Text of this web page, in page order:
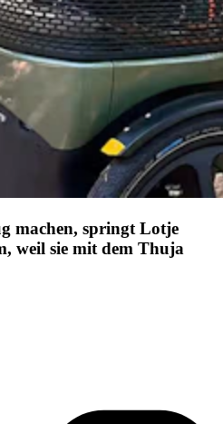
machen, springt Lotje
weil sie mit dem Thuja